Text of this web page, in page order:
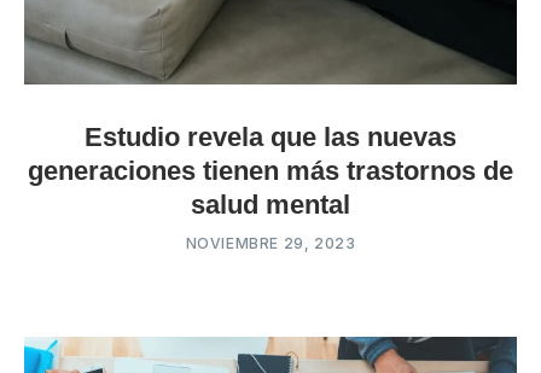
Estudio revela que las nuevas
generaciones tienen más trastornos de
salud mental
NOVIEMBRE 29, 2023